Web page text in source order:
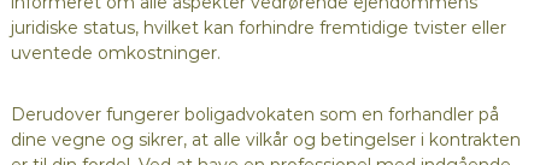
juridiske status, hvilket kan forhindre fremtidige tvister eller
uventede omkostninger.
Derudover fungerer boligadvokaten som en forhandler på
dine vegne og sikrer, at alle vilkår og betingelser i kontrakten